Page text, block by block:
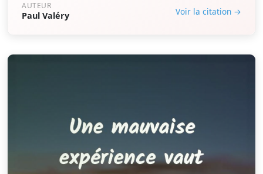
AUTEUR
Paul Valéry Voir la citation →